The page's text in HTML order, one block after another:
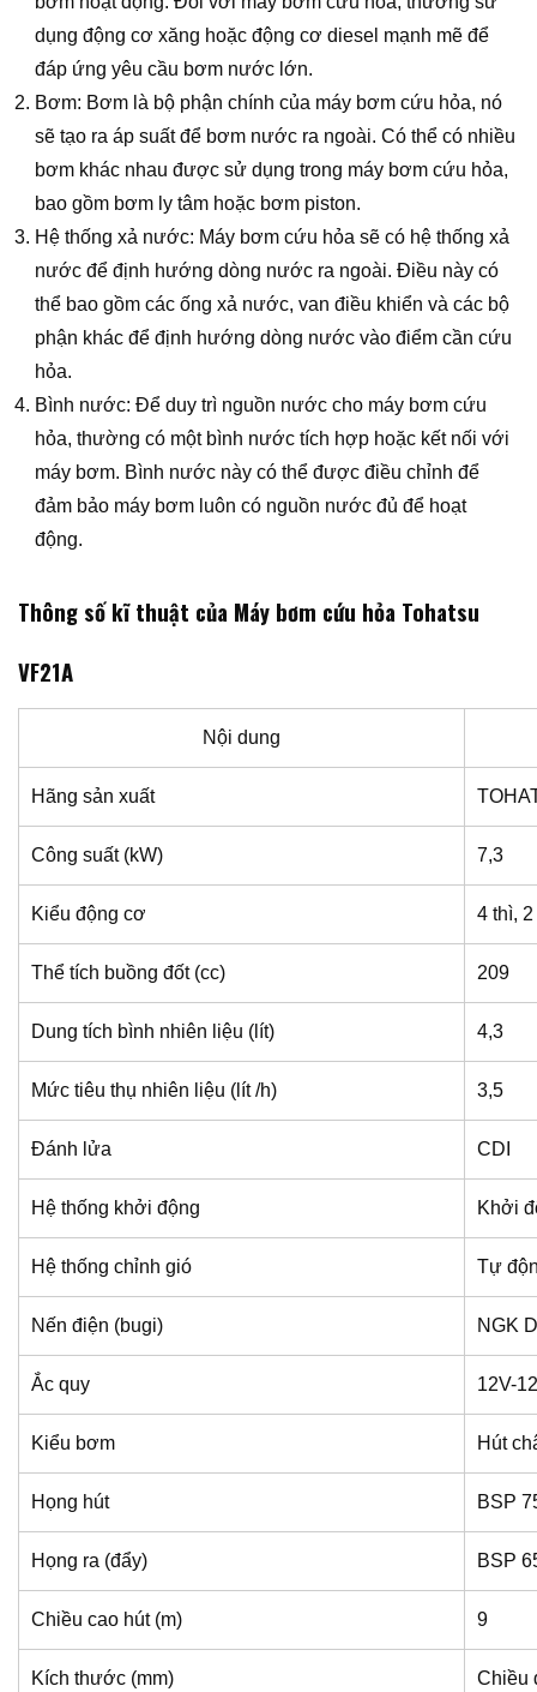
dụng động cơ xăng hoặc động cơ diesel mạnh mẽ để
đáp ứng yêu cầu bơm nước lớn.
Bơm: Bơm là bộ phận chính của máy bơm cứu hỏa, nó
sẽ tạo ra áp suất để bơm nước ra ngoài. Có thể có nhiều
bơm khác nhau được sử dụng trong máy bơm cứu hỏa,
bao gồm bơm ly tâm hoặc bơm piston.
Hệ thống xả nước: Máy bơm cứu hỏa sẽ có hệ thống xả
nước để định hướng dòng nước ra ngoài. Điều này có
thể bao gồm các ống xả nước, van điều khiển và các bộ
phận khác để định hướng dòng nước vào điểm cần cứu
hỏa.
Bình nước: Để duy trì nguồn nước cho máy bơm cứu
hỏa, thường có một bình nước tích hợp hoặc kết nối với
máy bơm. Bình nước này có thể được điều chỉnh để
đảm bảo máy bơm luôn có nguồn nước đủ để hoạt
động.
Thông số kĩ thuật của Máy bơm cứu hỏa Tohatsu
VF21A
Nội dung
Hãng sản xuất
Công suất (kW) 7,3
Kiểu động cơ 4 thì,
Thể tích buồng đốt (cc) 209
Dung tích bình nhiên liệu (lít) 4,3
Mức tiêu thụ nhiên liệu (lít /h) 3,5
Đánh lửa CDI
Hệ thống khởi động Khởi
Hệ thống chỉnh gió Tự
Nến điện (bugi) NGK
Ắc quy 12V-
Kiểu bơm Hút
Họng hút BSP
Họng ra (đẩy) BSP
Chiều cao hút (m) 9
Kích thước (mm) Chiều